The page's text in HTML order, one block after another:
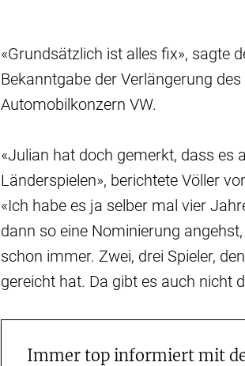
«Grundsätzlich ist alles fix», sagte
Bekanntgabe der Verlängerung
Automobilkonzern VW.
«Julian hat doch gemerkt, dass es
Länderspielen», berichtete Völler
«Ich habe es ja selber mal vier
dann so eine Nominierung
schon immer. Zwei, drei Spieler,
gereicht hat. Da gibt es auch nicht
Immer top informiert mit